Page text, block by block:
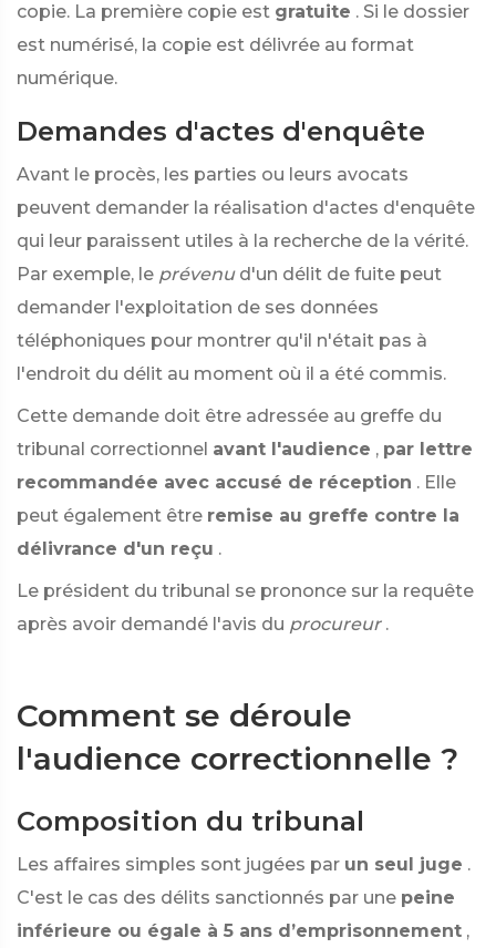
copie. La première copie est gratuite . Si le dossier
est numérisé, la copie est délivrée au format
numérique.
Demandes d'actes d'enquête
Avant le procès, les parties ou leurs avocats
peuvent demander la réalisation d'actes d'enquête
qui leur paraissent utiles à la recherche de la vérité.
Par exemple, le prévenu d'un délit de fuite peut
demander l'exploitation de ses données
téléphoniques pour montrer qu'il n'était pas à
l'endroit du délit au moment où il a été commis.
Cette demande doit être adressée au greffe du
tribunal correctionnel avant l'audience , par lettre
recommandée avec accusé de réception . Elle
peut également être remise au greffe contre la
délivrance d'un reçu .
Le président du tribunal se prononce sur la requête
après avoir demandé l'avis du procureur .
Comment se déroule
l'audience correctionnelle ?
Composition du tribunal
Les affaires simples sont jugées par un seul juge .
C'est le cas des délits sanctionnés par une peine
inférieure ou égale à 5 ans d’emprisonnement ,